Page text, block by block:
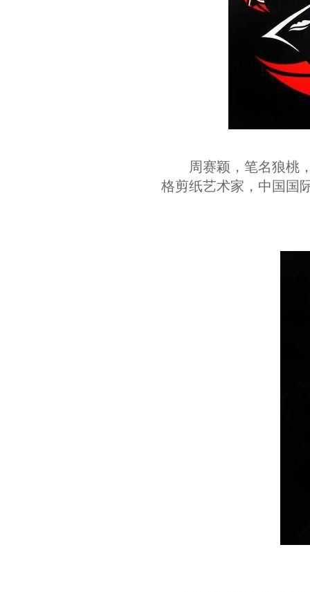
周赛颖，笔名狼桃，
格剪纸艺术家，中国国